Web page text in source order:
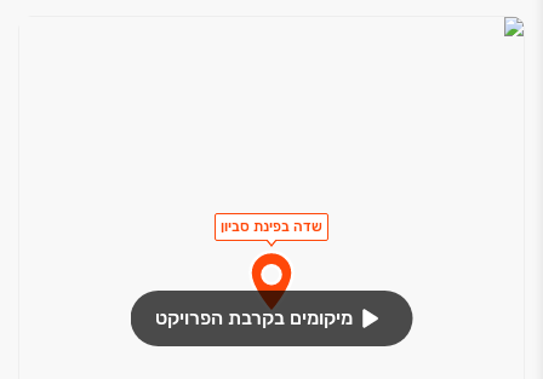
שדה בפינת סביון
מיקומים בקרבת הפרויקט